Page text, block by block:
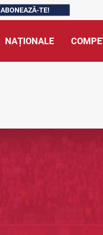
ABONEAZĂ-TE!
NAȚIONALE